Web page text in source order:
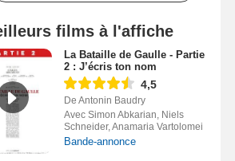
films à l'affiche
La Bataille de Gaulle - Partie
2 : J’écris ton nom
4,5
De Antonin Baudry
Avec Simon Abkarian, Niels
Schneider, Anamaria Vartolomei
Bande-annonce